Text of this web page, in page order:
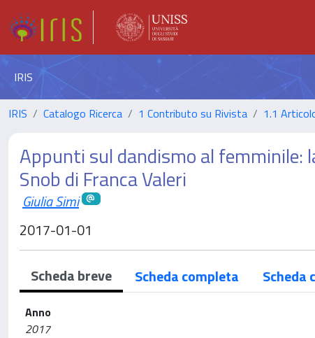
IRIS
IRIS Catalogo Ricerca 1 Contributo su Rivista 1.1
Appunti sul dandismo al femminile:
Snob di Franca Valeri
Giulia Simi
2017-01-01
Scheda breve Scheda completa Scheda
Anno
2017